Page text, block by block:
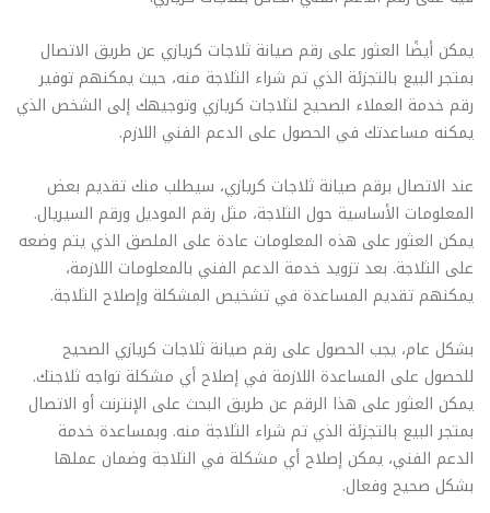
يمكن أيضًا العثور على رقم صيانة ثلاجات كريازي عن طريق الاتصال
بمتجر البيع بالتجزئة الذي تم شراء الثلاجة منه، حيث يمكنهم توفير
رقم خدمة العملاء الصحيح لثلاجات كريازي وتوجيهك إلى الشخص الذي
يمكنه مساعدتك في الحصول على الدعم الفني اللازم.
عند الاتصال برقم صيانة ثلاجات كريازي، سيطلب منك تقديم بعض
المعلومات الأساسية حول الثلاجة، مثل رقم الموديل ورقم السيريال.
يمكن العثور على هذه المعلومات عادة على الملصق الذي يتم وضعه
على الثلاجة. بعد تزويد خدمة الدعم الفني بالمعلومات اللازمة،
يمكنهم تقديم المساعدة في تشخيص المشكلة وإصلاح الثلاجة.
بشكل عام، يجب الحصول على رقم صيانة ثلاجات كريازي الصحيح
للحصول على المساعدة اللازمة في إصلاح أي مشكلة تواجه ثلاجتك.
يمكن العثور على هذا الرقم عن طريق البحث على الإنترنت أو الاتصال
بمتجر البيع بالتجزئة الذي تم شراء الثلاجة منه. وبمساعدة خدمة
الدعم الفني، يمكن إصلاح أي مشكلة في الثلاجة وضمان عملها
بشكل صحيح وفعال.